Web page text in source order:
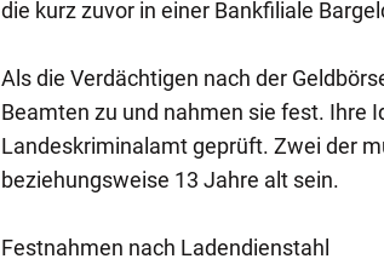
die kurz zuvor in einer Bankfiliale
Als die Verdächtigen nach der
Beamten zu und nahmen sie fest. Ihre
Landeskriminalamt geprüft. Zwei der
beziehungsweise 13 Jahre alt sein.
Festnahmen nach Ladendienstahl